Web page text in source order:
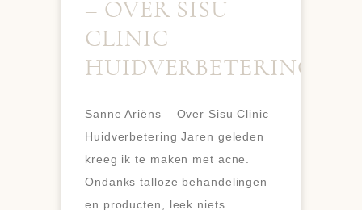
– OVER SISU
CLINIC
HUIDVERBETERING
Sanne Ariëns – Over Sisu Clinic
Huidverbetering Jaren geleden
kreeg ik te maken met acne.
Ondanks talloze behandelingen
en producten, leek niets